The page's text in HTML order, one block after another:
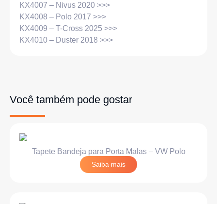
KX4007 – Nivus 2020 >>>
KX4008 – Polo 2017 >>>
KX4009 – T-Cross 2025 >>>
KX4010 – Duster 2018 >>>
Você também pode gostar
Tapete Bandeja para Porta Malas – VW Polo
Saiba mais